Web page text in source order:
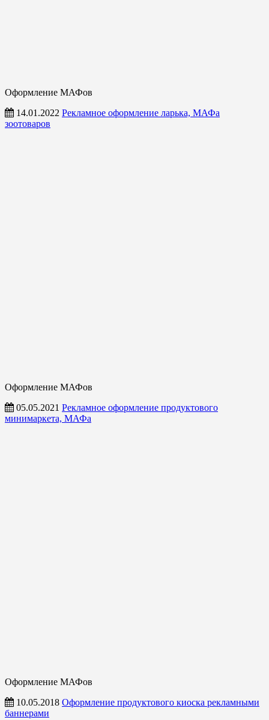
Оформление МАФов
14.01.2022 Рекламное оформление ларька, МАФа
зоотоваров
Оформление МАФов
05.05.2021 Рекламное оформление продуктового
минимаркета, МАФа
Оформление МАФов
10.05.2018 Оформление продуктового киоска рекламными
баннерами